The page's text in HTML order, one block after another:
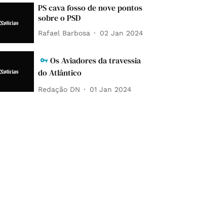
PS cava fosso de nove pontos
sobre o PSD
Rafael Barbosa 02 Jan 2024
Os Aviadores da travessia
do Atlântico
Redação DN 01 Jan 2024